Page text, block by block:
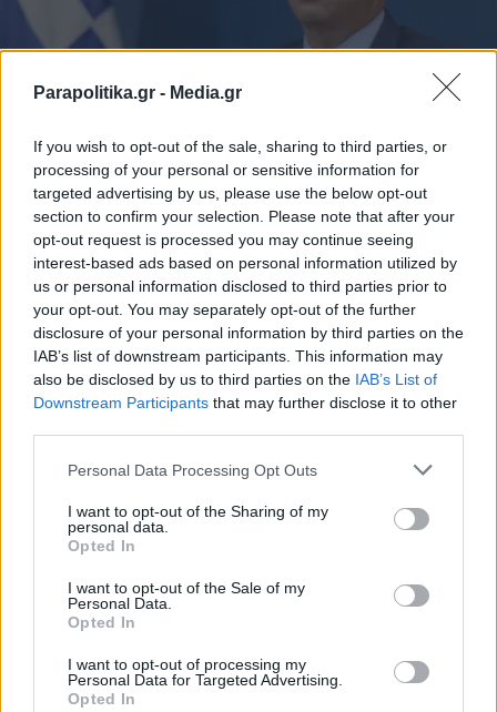
Parapolitika.gr - Media.gr
If you wish to opt-out of the sale, sharing to third parties, or
processing of your personal or sensitive information for
targeted advertising by us, please use the below opt-out
section to confirm your selection. Please note that after your
opt-out request is processed you may continue seeing
interest-based ads based on personal information utilized by
us or personal information disclosed to third parties prior to
your opt-out. You may separately opt-out of the further
disclosure of your personal information by third parties on the
IAB’s list of downstream participants. This information may
also be disclosed by us to third parties on the IAB’s List of
Downstream Participants that may further disclose it to other
Personal Data Processing Opt Outs
I want to opt-out of the Sharing of my
personal data.
Opted In
I want to opt-out of the Sale of my
Personal Data.
Opted In
I want to opt-out of processing my
Personal Data for Targeted Advertising.
Opted In
ΠΟΛΙΤΙΚΗ 23.09.2021 12:30
PARAPOLITIKA NEWSROOM
Οικονόμου για Αρχιεπίσκοπο Αμερικής
Ελπιδοφόρο: Μας ενόχλησε η κίνησή του
- Η κυβέρνηση εκφράζει τη δυσαρέσκειά
της (Βίντεο)
Εγγραφή στο newsletter
Αποδέχομαι τους
και την πολιτική απορρήτου